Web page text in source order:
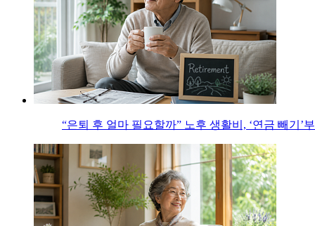
“은퇴 후 얼마 필요할까” 노후 생활비, ‘연금 빼기’